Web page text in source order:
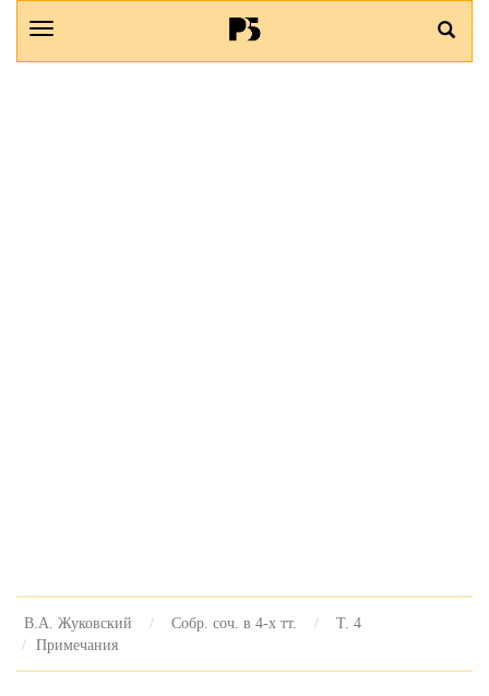
В.А. Жуковский Собр. соч. в 4-х тт.
Т. 4
Примечания